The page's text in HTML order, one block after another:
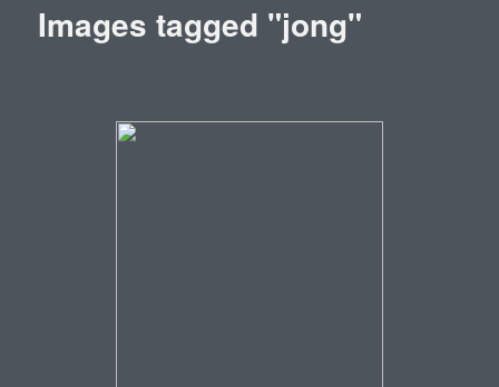
Images tagged "jong"